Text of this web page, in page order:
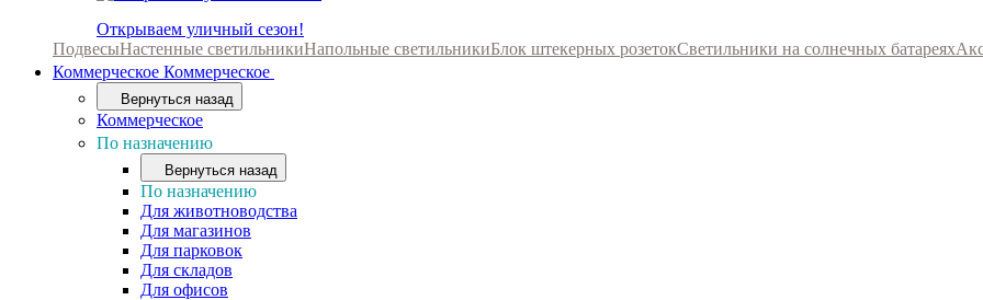
Открываем уличный сезон!
ПодвесыНастенные светильникиНапольные светильникиБлок штекерных розетокСветильники на солнечных батареях
Коммерческое Коммерческое
Вернуться назад
Коммерческое
По назначению
Вернуться назад
По назначению
Для животноводства
Для магазинов
Для парковок
Для складов
Для офисов